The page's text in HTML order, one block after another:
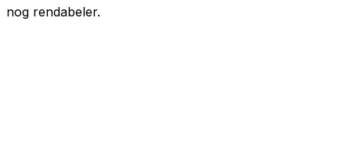
nog rendabeler.